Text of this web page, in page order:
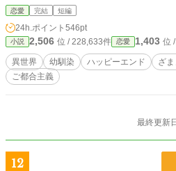
る事を決意したのだが… 5万文字ちょっとの短めのお話で、テンポも早めです。
よろしくお願いしますm(__)m
恋愛 完結 短編
24h.ポイント 546pt
小説 2,506 位 / 228,633件 恋愛 1,403 位
異世界 幼馴染 ハッピーエンド ざ
ご都合主義
最終更新
12